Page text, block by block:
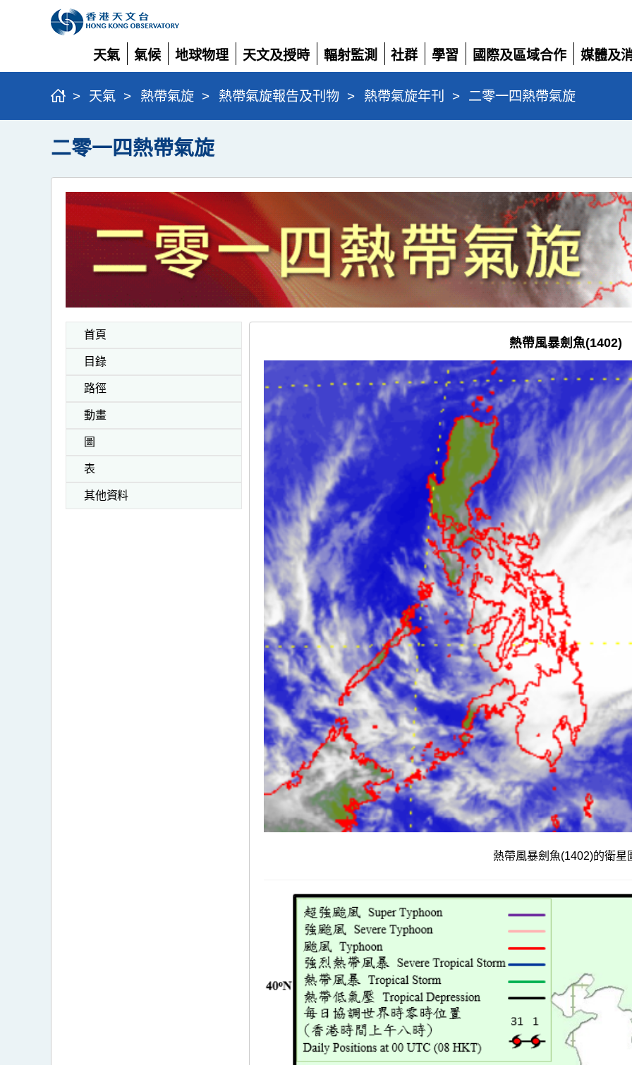
天氣
展
開
氣候
展
開
地球物理
展
開
天文及授時
展
開
輻射監測
展
開
社群
展
開
學習
展
開
國際及區域合作
展
開
媒體及
展
> 天氣 > 熱帶氣旋 > 熱帶氣旋報告及刊物 > 熱帶氣旋年刊 > 二零一四熱帶氣旋
二零一四熱帶氣旋
首頁
目錄
路徑
動畫
圖
表
其他資料
熱帶風暴劍魚(1402)
熱帶風暴劍魚(1402)的衛星